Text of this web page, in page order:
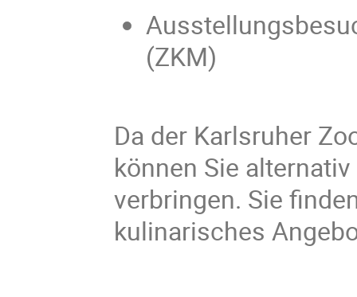
(ZKM)
Da der Karlsruher
können Sie
verbringen. Sie
kulinarisches